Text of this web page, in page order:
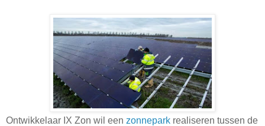
Ontwikkelaar IX Zon wil een zonnepark realiseren tussen de